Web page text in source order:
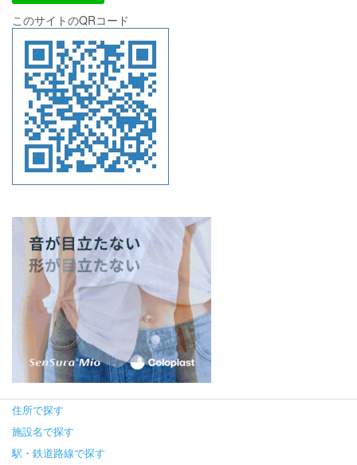
このサイトのQRコード
住所で探す
施設名で探す
駅・鉄道路線で探す